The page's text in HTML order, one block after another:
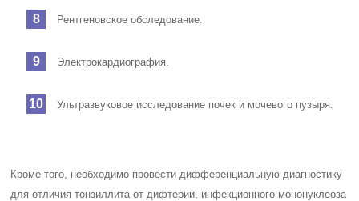
Рентгеновское обследование.
Электрокардиография.
Ультразвуковое исследование почек и мочевого пузыря.
Кроме того, необходимо провести дифференциальную диагностику
для отличия тонзиллита от дифтерии, инфекционного мононуклеоза